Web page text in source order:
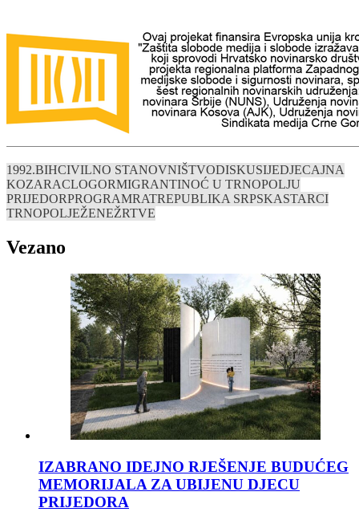
1992.BIHCIVILNO STANOVNIŠTVODISKUSIJEDJECAJNA
KOZARACLOGORMIGRANTINOĆ U TRNOPOLJU
PRIJEDORPROGRAMRATREPUBLIKA SRPSKASTARCI
TRNOPOLJEŽENEŽRTVE
Vezano
IZABRANO IDEJNO RJEŠENJE BUDUĆEG
MEMORIJALA ZA UBIJENU DJECU
PRIJEDORA